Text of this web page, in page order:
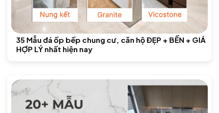
35 Mẫu đá ốp bếp chung cư, căn hộ ĐẸP + BỀN + GIÁ
HỢP LÝ nhất hiện nay